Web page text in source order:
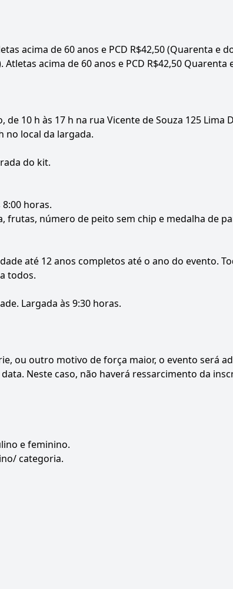
acima de 60 anos e PCD R$42,50 (Quarenta e
acima de 60 anos e PCD R$42,50
10 h às 17 h na rua Vicente de Souza 125 Lima
no local da largada.
do kit.
horas.
frutas, número de peito sem chip e medalha de
até 12 anos completos até o ano do evento.
todos.
Largada às 9:30 horas.
ou outro motivo de força maior, o evento será
Neste caso, não haverá ressarcimento da
e feminino.
categoria.